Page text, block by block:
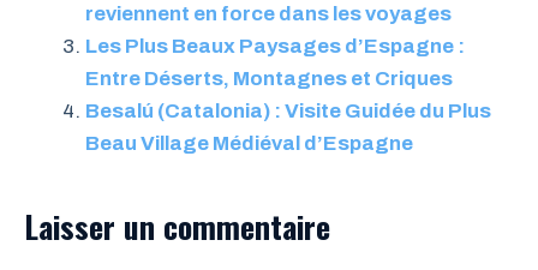
reviennent en force dans les voyages
Les Plus Beaux Paysages d’Espagne :
Entre Déserts, Montagnes et Criques
Besalú (Catalonia) : Visite Guidée du Plus
Beau Village Médiéval d’Espagne
Laisser un commentaire